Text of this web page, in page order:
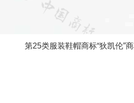
第25类服装鞋帽商标“狄凯伦”